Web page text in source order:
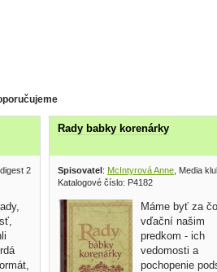
2018
Rady babky korenárky
Spisovatel: McIntyrová Anne , Media
Katalogové číslo: P4182
Máme byť za čo
vďační našim
predkom - ich
vedomosti a
pochopenie